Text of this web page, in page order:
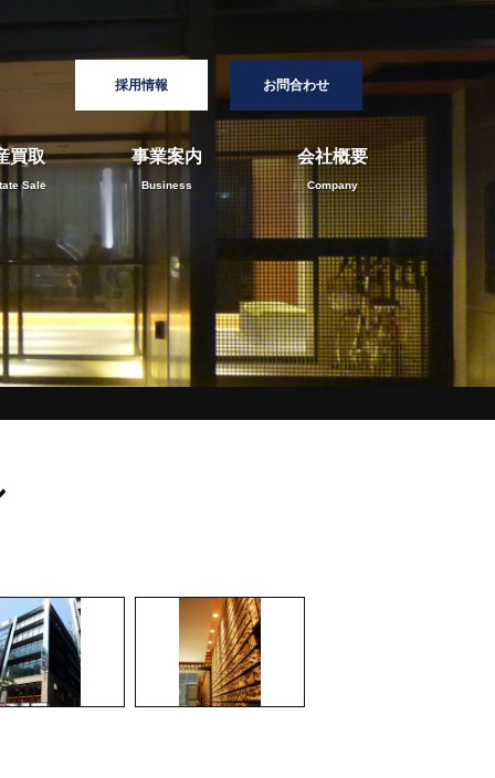
採用情報 お問合わせ
買取
Sale
事業案内
Business
会社概要
Company